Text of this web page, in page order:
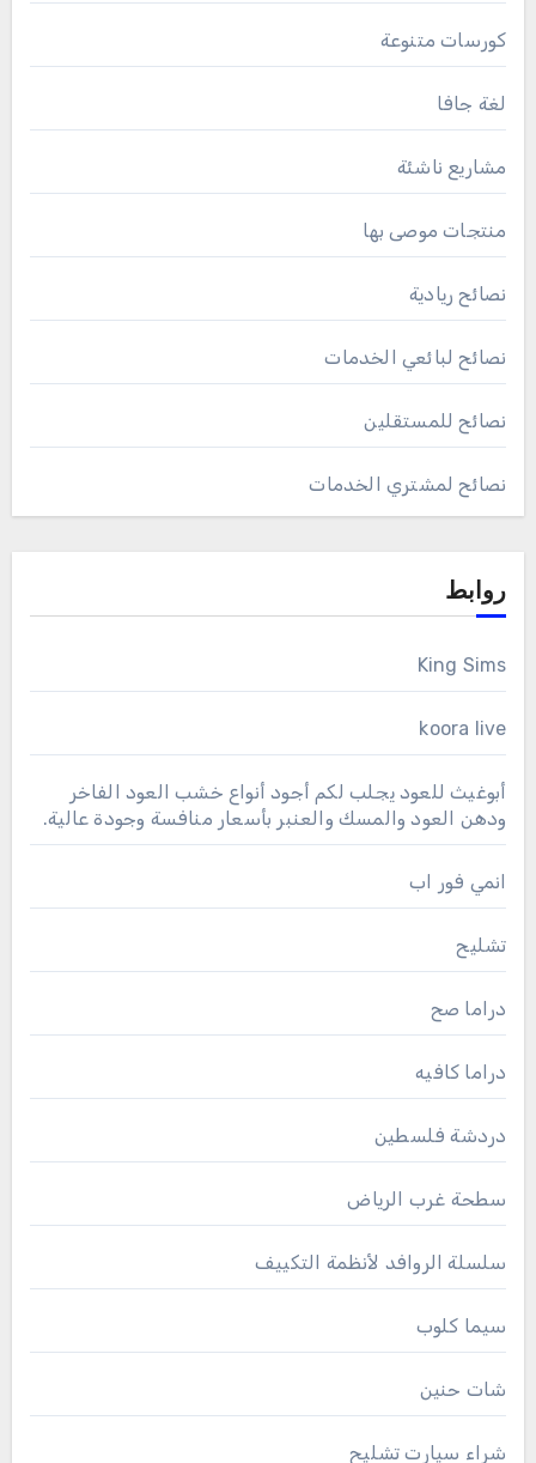
كورسات متنوعة
لغة جافا
مشاريع ناشئة
منتجات موصى بها
نصائح ريادية
نصائح لبائعي الخدمات
نصائح للمستقلين
نصائح لمشتري الخدمات
روابط
King Sims
koora live
أبوغيث للعود يجلب لكم أجود أنواع خشب العود الفاخر
ودهن العود والمسك والعنبر بأسعار منافسة وجودة عالية.
انمي فور اب
تشليح
دراما صح
دراما كافيه
دردشة فلسطين
سطحة غرب الرياض
سلسلة الروافد لأنظمة التكييف
سيما كلوب
شات حنين
شراء سيارت تشليح